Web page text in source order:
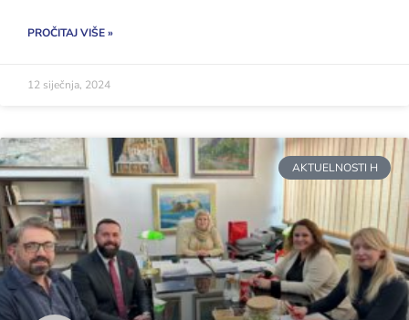
PROČITAJ VIŠE »
12 siječnja, 2024
AKTUELNOSTI H